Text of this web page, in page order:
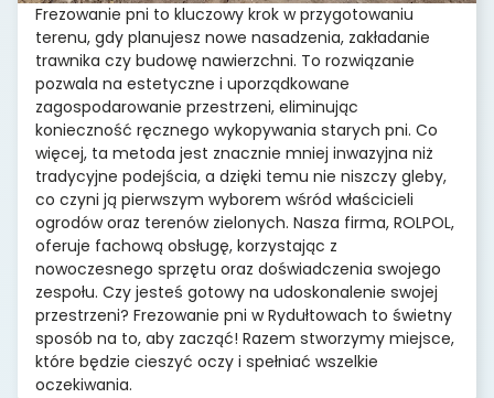
Frezowanie pni to kluczowy krok w przygotowaniu
terenu, gdy planujesz nowe nasadzenia, zakładanie
trawnika czy budowę nawierzchni. To rozwiązanie
pozwala na estetyczne i uporządkowane
zagospodarowanie przestrzeni, eliminując
konieczność ręcznego wykopywania starych pni. Co
więcej, ta metoda jest znacznie mniej inwazyjna niż
tradycyjne podejścia, a dzięki temu nie niszczy gleby,
co czyni ją pierwszym wyborem wśród właścicieli
ogrodów oraz terenów zielonych. Nasza firma, ROLPOL,
oferuje fachową obsługę, korzystając z
nowoczesnego sprzętu oraz doświadczenia swojego
zespołu. Czy jesteś gotowy na udoskonalenie swojej
przestrzeni? Frezowanie pni w Rydułtowach to świetny
sposób na to, aby zacząć! Razem stworzymy miejsce,
które będzie cieszyć oczy i spełniać wszelkie
oczekiwania.